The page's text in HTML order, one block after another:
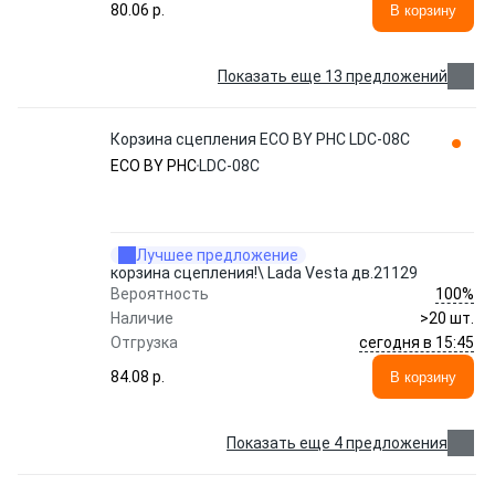
80.06 p.
В корзину
Показать еще 13 предложений
Корзина сцепления ECO BY PHC LDC-08C
ECO BY PHC LDC-08C
Лучшее предложение
корзина сцепления!\ Lada Vesta дв.21129
Вероятность
100%
Наличие
>20 шт.
Отгрузка
сегодня в 15:45
84.08 p.
В корзину
Показать еще 4 предложения